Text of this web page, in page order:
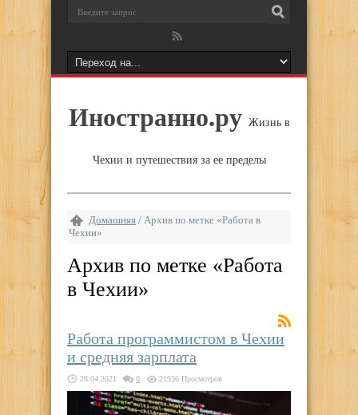
Иностранно.ру Жизнь в
Чехии и путешествия за ее пределы
Домашняя / Архив по метке «Работа в
Чехии»
Архив по метке «Работа
в Чехии»
Работа программистом в Чехии
и средняя зарплата
28.04.2021 0 21936 Просмотров